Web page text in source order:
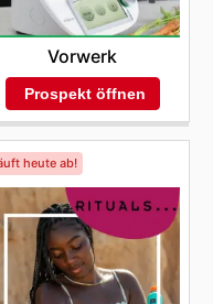
Vorwerk
Prospekt öffnen
heute ab!